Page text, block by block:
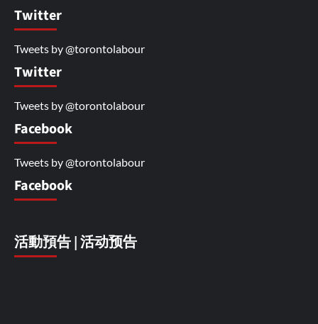
Twitter
Tweets by @torontolabour
Twitter
Tweets by @torontolabour
Facebook
Tweets by @torontolabour
Facebook
活動預告 | 活动预告